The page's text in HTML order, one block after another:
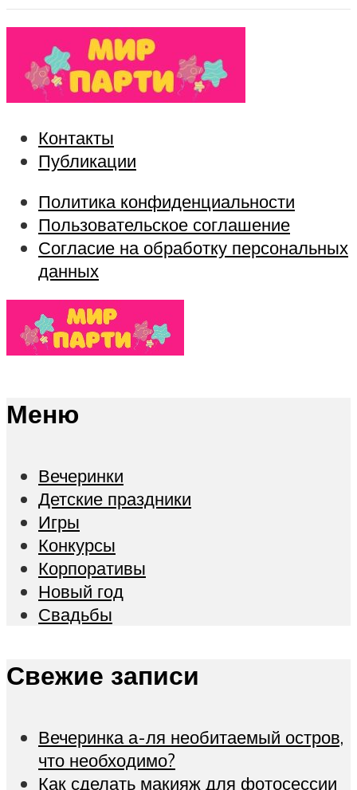
Контакты
Публикации
Политика конфиденциальности
Пользовательское соглашение
Согласие на обработку персональных
данных
Меню
Вечеринки
Детские праздники
Игры
Конкурсы
Корпоративы
Новый год
Свадьбы
Свежие записи
Вечеринка а-ля необитаемый остров,
что необходимо?
Как сделать макияж для фотосессии